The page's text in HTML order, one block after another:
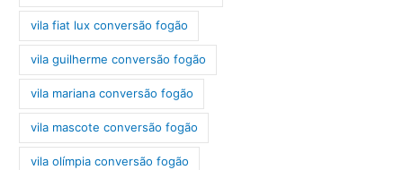
vila fiat lux conversão fogão
vila guilherme conversão fogão
vila mariana conversão fogão
vila mascote conversão fogão
vila olímpia conversão fogão